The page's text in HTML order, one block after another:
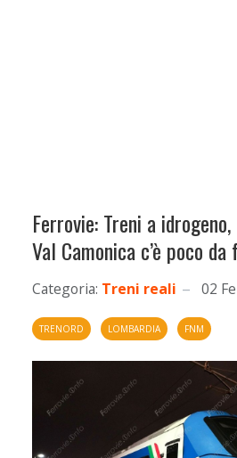
Ferrovie: Treni a
Val Camonica c’è poco
Categoria: Treni reali 02
TRENORD LOMBARDIA FNM